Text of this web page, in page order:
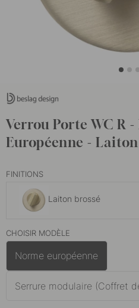
Verrou Porte WC R
Européenne -
FINITIONS
Laiton brossé
Bronze Antique
Finition en acier
CHOISIR MODÈLE
Norme européenne
Serrure modulaire (Coffret